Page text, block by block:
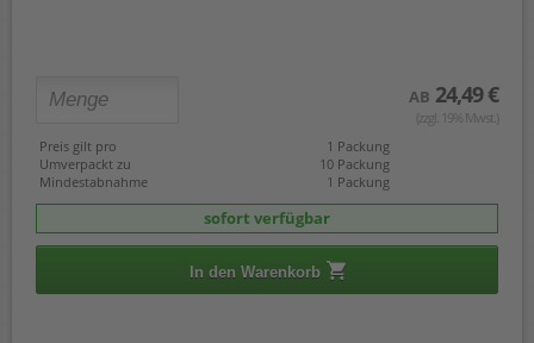
AB 24,49 €
(zzgl. 19% Mwst.)
Preis gilt pro
1 Packung
Umverpackt zu
10 Packung
Mindestabnahme
1 Packung
sofort verfügbar
In den Warenkorb